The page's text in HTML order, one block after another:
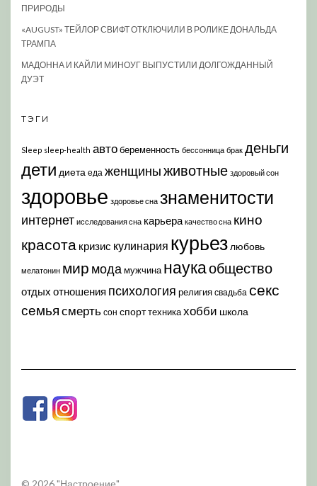
ПРИРОДЫ
«AUGUST» ТЕЙЛОР СВИФТ ОТКЛЮЧИЛИ В РОЛИКЕ ДОНАЛЬДА
ТРАМПА
МАДОННА И КАЙЛИ МИНОУГ ВЫПУСТИЛИ ДОЛГОЖДАННЫЙ
ДУЭТ
ТЭГИ
Sleep sleep-health автобеременность бессонница брак деньги
дети диета еда женщиныживотные здоровый сон
здоровье здоровье сна знаменитости
интернет исследования сна карьера качество сна кино
красота кризис кулинария курьез любовь
мелатонин мир модамужчина наукаобщество
отдых отношения психология религия свадьба секс
семья смерть сон спорттехникахобби школа
© 2026 "Настроение"